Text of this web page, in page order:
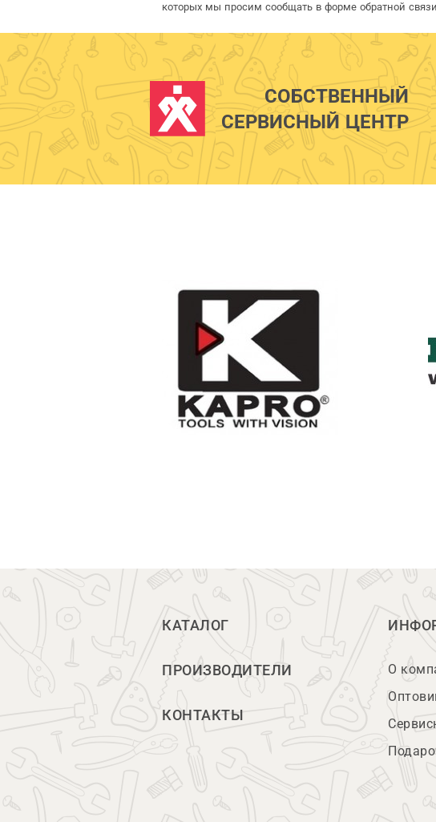
которых мы просим сообщать в форме обратной
СОБСТВЕННЫЙ
СЕРВИСНЫЙ ЦЕНТР
КАТАЛОГ
ПРОИЗВОДИТЕЛИ
КОНТАКТЫ
О